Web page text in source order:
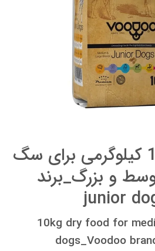
غذای خشک 10 کیلوگرمی برای سگ
و بزرگ_برند
10kg dry food for
dogs_Voodoo